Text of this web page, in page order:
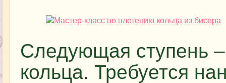
Следующая ступень
кольца. Требуется